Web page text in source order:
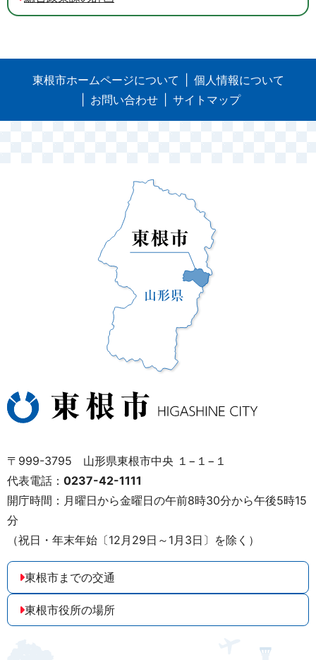
東根市ホームページについて
個人情報について
お問い合わせ
サイトマップ
〒999-3795 山形県東根市中央 １−１−１
代表電話： 0237-42-1111
開庁時間：月曜日から金曜日の午前8時30分から午後5時15
分
（祝日・年末年始〔12月29日～1月3日〕を除く）
東根市までの交通
東根市役所の場所